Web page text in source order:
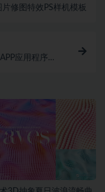
修图特效PS样机模板
应用程序界